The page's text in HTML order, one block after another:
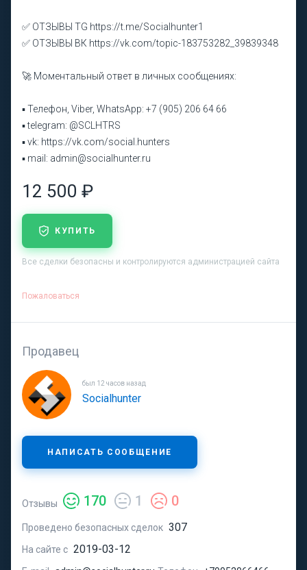
✅ ОТЗЫВЫ TG https://t.me/Socialhunter1
✅ ОТЗЫВЫ ВК https://vk.com/topic-183753282_39839348
🚀 Моментальный ответ в личных сообщениях:
▪ Телефон, Viber, WhatsApp: +7 (905) 206 64 66
▪ telegram: @SCLHTRS
▪ vk: https://vk.com/social.hunters
▪ mail: admin@socialhunter.ru
12 500 ₽
КУПИТЬ
Все сделки безопасны и контролируются администрацией сайта
Пожаловаться
Продавец
был 12 часов назад
Socialhunter
НАПИСАТЬ СООБЩЕНИЕ
Отзывы 170 1 0
Проведено безопасных сделок 307
На сайте с 2019-03-12